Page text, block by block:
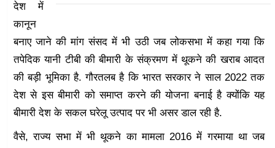
देश में
कानून
बनाए जाने की मांग संसद में भी उठी जब लोकसभा में कहा गया कि
तपेदिक यानी टीबी की बीमारी के संक्रमण में थूकने की खराब आदत
की बड़ी भूमिका है. गौरतलब है कि भारत सरकार ने साल 2022 तक
देश से इस बीमारी को समाप्त करने की योजना बनाई है क्योंकि यह
बीमारी देश के सकल घरेलू उत्पाद पर भी असर डाल रही है.
वैसे, राज्य सभा में भी थूकने का मामला 2016 में गरमाया था जब